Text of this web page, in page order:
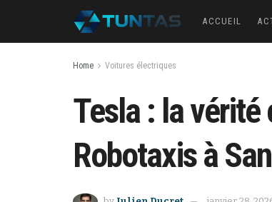
ACCUEIL
Home Voitures électriques
Tesla : la vérité
Robotaxis à